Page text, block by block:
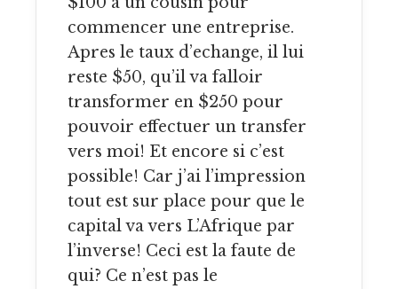
commencer une entreprise.
Apres le taux d’echange, il lui
reste $50, qu’il va falloir
transformer en $250 pour
pouvoir effectuer un transfer
vers moi! Et encore si c’est
possible! Car j’ai l’impression
tout est sur place pour que le
capital va vers L’Afrique par
l’inverse! Ceci est la faute de
qui? Ce n’est pas le